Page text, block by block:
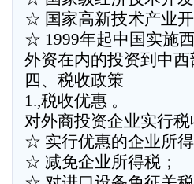
☆ 国家高新技术产业开
☆ 1999年起中国实施
外资在内的投资到中西
四、税收政策
1.,税收优惠 。
对外商投资企业实行
☆ 实行优惠的企业所得
☆ 减免企业所得税；